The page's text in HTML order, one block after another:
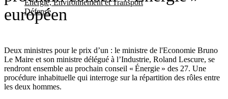
Energie, Environnement et Transport
Défense
européen
Deux ministres pour le prix d’un : le ministre de l'Economie Bruno
Le Maire et son ministre délégué à l’Industrie, Roland Lescure, se
rendront ensemble au prochain conseil « Énergie » des 27. Une
procédure inhabituelle qui interroge sur la répartition des rôles entre
les deux hommes.